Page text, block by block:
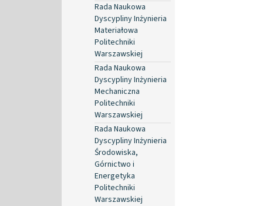
Rada Naukowa
Dyscypliny Inżynieria
Materiałowa
Politechniki
Warszawskiej
Rada Naukowa
Dyscypliny Inżynieria
Mechaniczna
Politechniki
Warszawskiej
Rada Naukowa
Dyscypliny Inżynieria
Środowiska,
Górnictwo i
Energetyka
Politechniki
Warszawskiej